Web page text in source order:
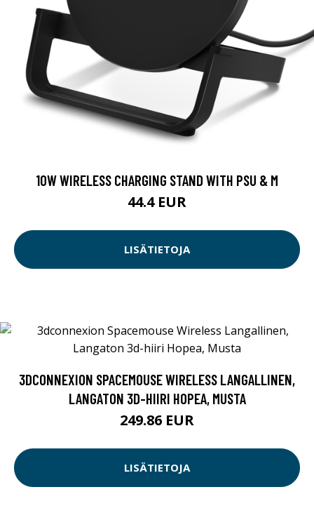
10W WIRELESS CHARGING STAND WITH PSU & M
44.4 EUR
LISÄTIETOJA
3DCONNEXION SPACEMOUSE WIRELESS LANGALLINEN,
LANGATON 3D-HIIRI HOPEA, MUSTA
249.86 EUR
LISÄTIETOJA